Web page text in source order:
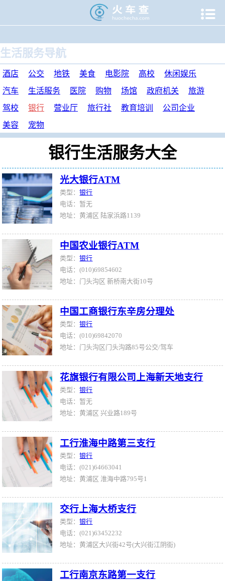

生活服务导航
酒店 公交 地铁 美食 电影院 高校
休闲娱乐
汽车
生活服务 医院 购物 场馆 政府机关
旅游
驾校
银行 营业厅 旅行社 教育培训
公司企业
美容
宠物
银行生活服务大全
光大银行ATM
类型：银行
电话：暂无
地址：黄浦区 陆家浜路1139
中国农业银行ATM
类型：银行
电话：(010)69854602
地址：门头沟区 新桥南大街10号
中国工商银行东辛房分理处
类型：银行
电话：(010)69842070
地址：门头沟区门头沟路85号公交/驾车
花旗银行有限公司上海新天地支行
类型：银行
电话：暂无
地址：黄浦区 兴业路189号
工行淮海中路第三支行
类型：银行
电话：(021)64663041
地址：黄浦区 淮海中路795号1
交行上海大桥支行
类型：银行
电话：(021)63452232
地址：黄浦区大兴街42号(大兴街江阴街)
工行南京东路第一支行